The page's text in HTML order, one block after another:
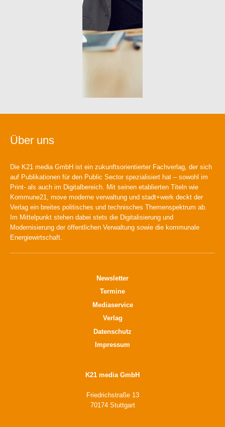
Über uns
Die K21 media GmbH ist ein zukunftsorientierter Fachverlag, der sich
auf Publikationen für den Public Sector spezialisiert hat – sowohl im
Print- als auch im Digitalbereich. Mit seinen etablierten Titeln wie
Kommune21, move moderne verwaltung und stadt+werk deckt der
Verlag ein breites politisches und technisches Themenspektrum ab.
Im Mittelpunkt stehen dabei stets die Digitalisierung und
Modernisierung der öffentlichen Verwaltung sowie die kommunale
Energiewirtschaft.
Newsletter
Termine
Mediaservice
Verlag
Datenschutz
Impressum
K21 media GmbH
Friedrichstraße 13
70174 Stuttgart